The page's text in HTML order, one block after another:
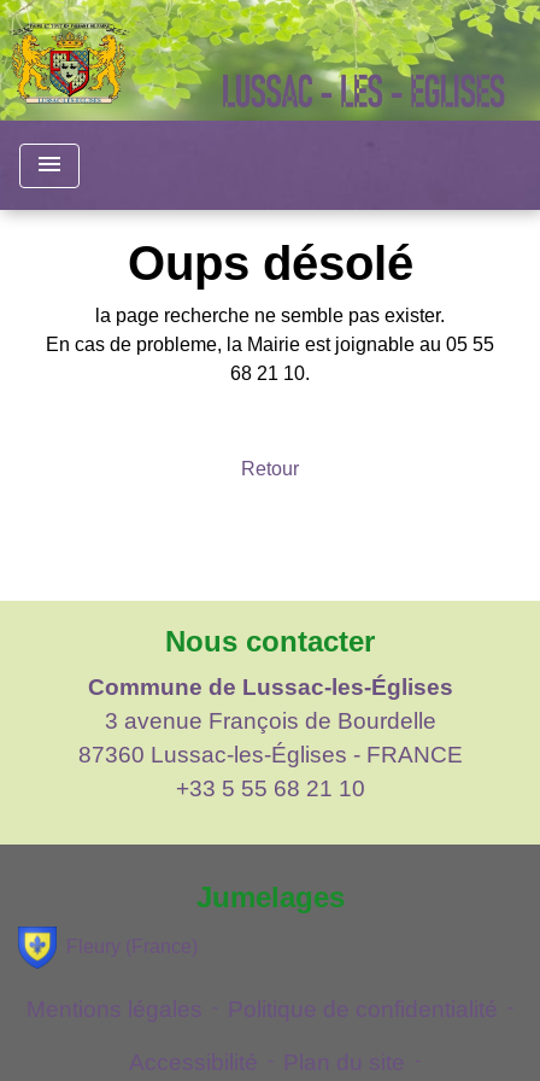
menu
Oups désolé
la page recherche ne semble pas exister.
En cas de probleme, la Mairie est joignable au 05 55
68 21 10.
Retour
Nous contacter
Commune de Lussac-les-Églises
3 avenue François de Bourdelle
87360 Lussac-les-Églises - FRANCE
+33 5 55 68 21 10
Jumelages
Fleury (France)
Mentions légales - Politique de confidentialité -
Accessibilité - Plan du site -